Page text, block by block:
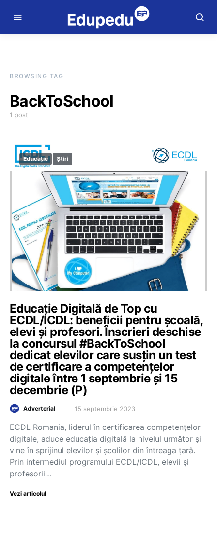
BROWSING TAG
BackToSchool
1 post
Educație Știri
Educație Digitală de Top cu
ECDL/ICDL: beneficii pentru școală,
elevi și profesori. Înscrieri deschise
la concursul #BackToSchool
dedicat elevilor care susțin un test
de certificare a competențelor
digitale între 1 septembrie și 15
decembrie (P)
Advertorial 15 septembrie 2023
ECDL Romania, liderul în certificarea competențelor
digitale, aduce educația digitală la nivelul următor și
vine în sprijinul elevilor și școlilor din întreaga țară.
Prin intermediul programului ECDL/ICDL, elevii și
profesorii…
Vezi articolul